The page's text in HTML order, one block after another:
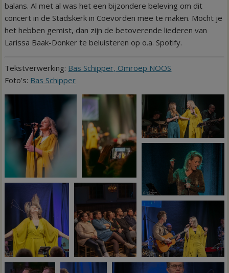
balans. Al met al was het een bijzondere beleving om dit
concert in de Stadskerk in Coevorden mee te maken. Mocht je
het hebben gemist, dan zijn de betoverende liederen van
Larissa Baak-Donker te beluisteren op o.a. Spotify.
Tekstverwerking: Bas Schipper, Omroep NOOS
Foto’s: Bas Schipper